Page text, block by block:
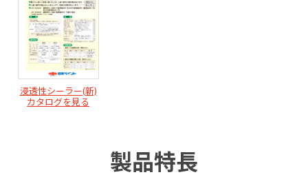
浸透性シーラー(新)
カタログを見る
製品特長